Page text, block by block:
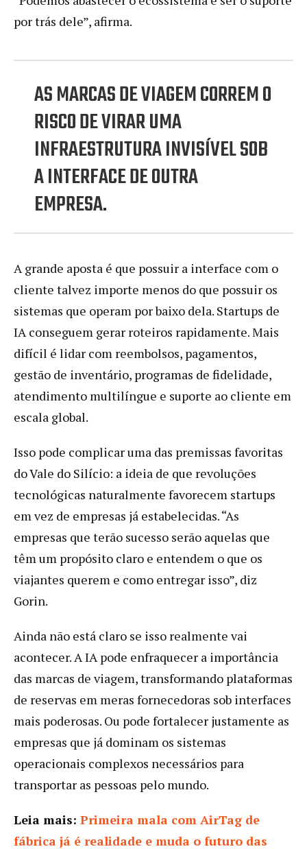
por trás dele”, afirma.
AS MARCAS DE VIAGEM CORREM O
RISCO DE VIRAR UMA
INFRAESTRUTURA INVISÍVEL SOB
A INTERFACE DE OUTRA
EMPRESA.
A grande aposta é que possuir a interface com o
cliente talvez importe menos do que possuir os
sistemas que operam por baixo dela. Startups de
IA conseguem gerar roteiros rapidamente. Mais
difícil é lidar com reembolsos, pagamentos,
gestão de inventário, programas de fidelidade,
atendimento multilíngue e suporte ao cliente em
escala global.
Isso pode complicar uma das premissas favoritas
do Vale do Silício: a ideia de que revoluções
tecnológicas naturalmente favorecem startups
em vez de empresas já estabelecidas. “As
empresas que terão sucesso serão aquelas que
têm um propósito claro e entendem o que os
viajantes querem e como entregar isso”, diz
Gorin.
Ainda não está claro se isso realmente vai
acontecer. A IA pode enfraquecer a importância
das marcas de viagem, transformando plataformas
de reservas em meras fornecedoras sob interfaces
mais poderosas. Ou pode fortalecer justamente as
empresas que já dominam os sistemas
operacionais complexos necessários para
transportar as pessoas pelo mundo.
Leia mais: Primeira mala com AirTag de
fábrica já é realidade e muda o futuro das